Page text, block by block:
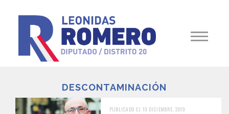
DESCONTAMINACIÓN
PUBLICADO EL 19 DICIEMBRE, 2019